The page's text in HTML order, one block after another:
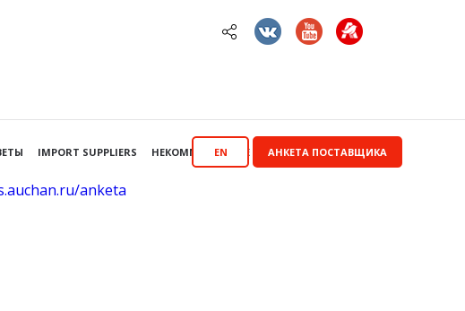
EN АНКЕТА ПОСТАВЩИКА
IMPORT SUPPLIERS НЕКОММЕРЧЕСКИЕ ЗАКУПКИ
anketa